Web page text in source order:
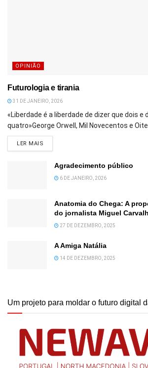
OPINIÃO
Futurologia e tirania
31 DE JANEIRO, 2026
«Liberdade é a liberdade de dizer que dois e
quatro»George Orwell, Mil Novecentos e
LER MAIS
Agradecimento público
6 DE JANEIRO, 2026
Anatomia do Chega: A
do jornalista Miguel
27 DE DEZEMBRO, 2025
A Amiga Natália
14 DE DEZEMBRO, 2025
Um projeto para moldar o futuro digital